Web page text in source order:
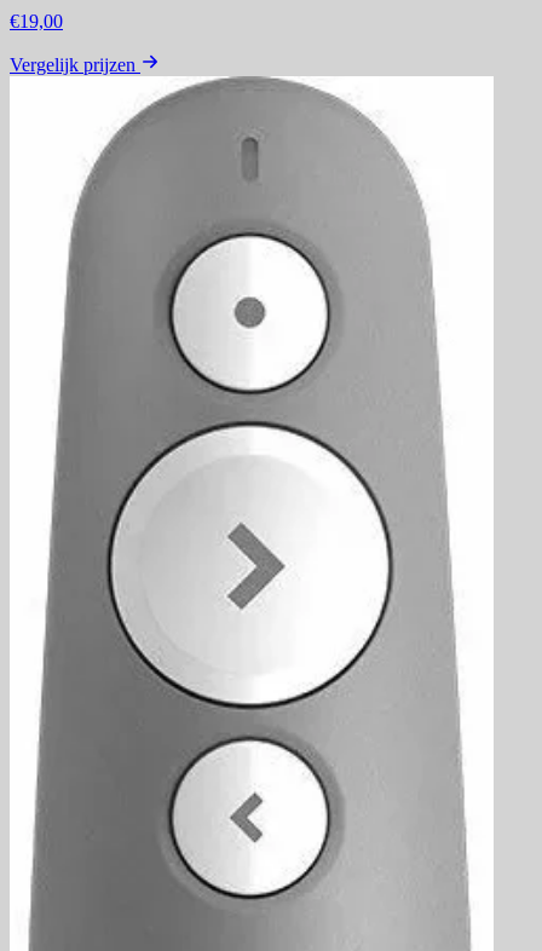
€19,00
Vergelijk prijzen